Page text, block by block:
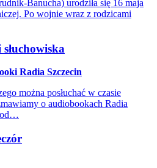
Banucha) urodziła się 16 maja
Po wojnie wraz z rodzicami
Radia Szczecin
można posłuchać w czasie
o audiobookach Radia